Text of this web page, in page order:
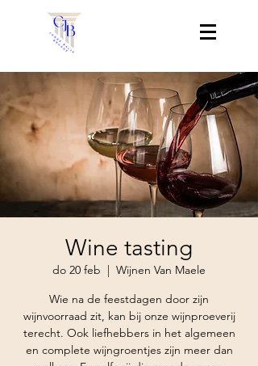
Wine tasting
do 20 feb
  |
Wijnen Van Maele
Wie na de feestdagen door zijn
wijnvoorraad zit, kan bij onze wijnproeverij
terecht. Ook liefhebbers in het algemeen
en complete wijngroentjes zijn meer dan